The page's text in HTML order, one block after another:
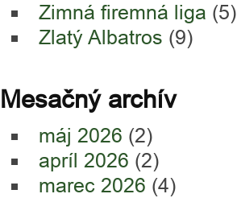
Zimná firemná liga (5)
Zlatý Albatros (9)
Mesačný archív
máj 2026 (2)
apríl 2026 (2)
marec 2026 (4)